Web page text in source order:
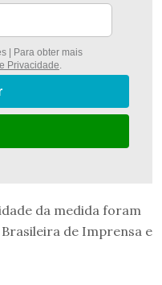
| Para obter mais
Privacidade.
da medida foram
de Imprensa e